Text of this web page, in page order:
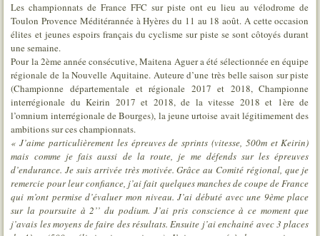
Les championnats de France FFC sur piste ont eu lieu au vélodrome de
Toulon Provence Méditérannée à Hyères du 11 au 18 août. A cette occasion
élites et jeunes espoirs français du cyclisme sur piste se sont côtoyés durant
une semaine.
Pour la 2ème année consécutive, Maitena Aguer a été sélectionnée en équipe
régionale de la Nouvelle Aquitaine. Auteure d’une très belle saison sur piste
(Championne départementale et régionale 2017 et 2018, Championne
interrégionale du Keirin 2017 et 2018, de la vitesse 2018 et 1ère de
l’omnium interrégionale de Bourges), la jeune urtoise avait légitimement des
ambitions sur ces championnats.
« J’aime particulièrement les épreuves de sprints (vitesse, 500m et Keirin)
mais comme je fais aussi de la route, je me défends sur les épreuves
d’endurance. Je suis arrivée très motivée. Grâce au Comité régional, que je
remercie pour leur confiance, j’ai fait quelques manches de coupe de France
qui m’ont permise d’évaluer mon niveau. J’ai débuté avec une 9ème place
sur la poursuite à 2’’ du podium. J’ai pris conscience à ce moment que
j’avais les moyens de faire des résultats. Ensuite j’ai enchainé avec 3 places